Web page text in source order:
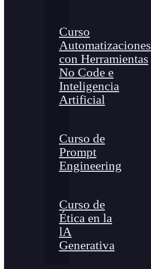
Curso
Automatizaciones
con Herramientas
No Code e
Inteligencia
Artificial
Curso de
Prompt
Engineering
Curso de
Ética en la
lA
Generativa